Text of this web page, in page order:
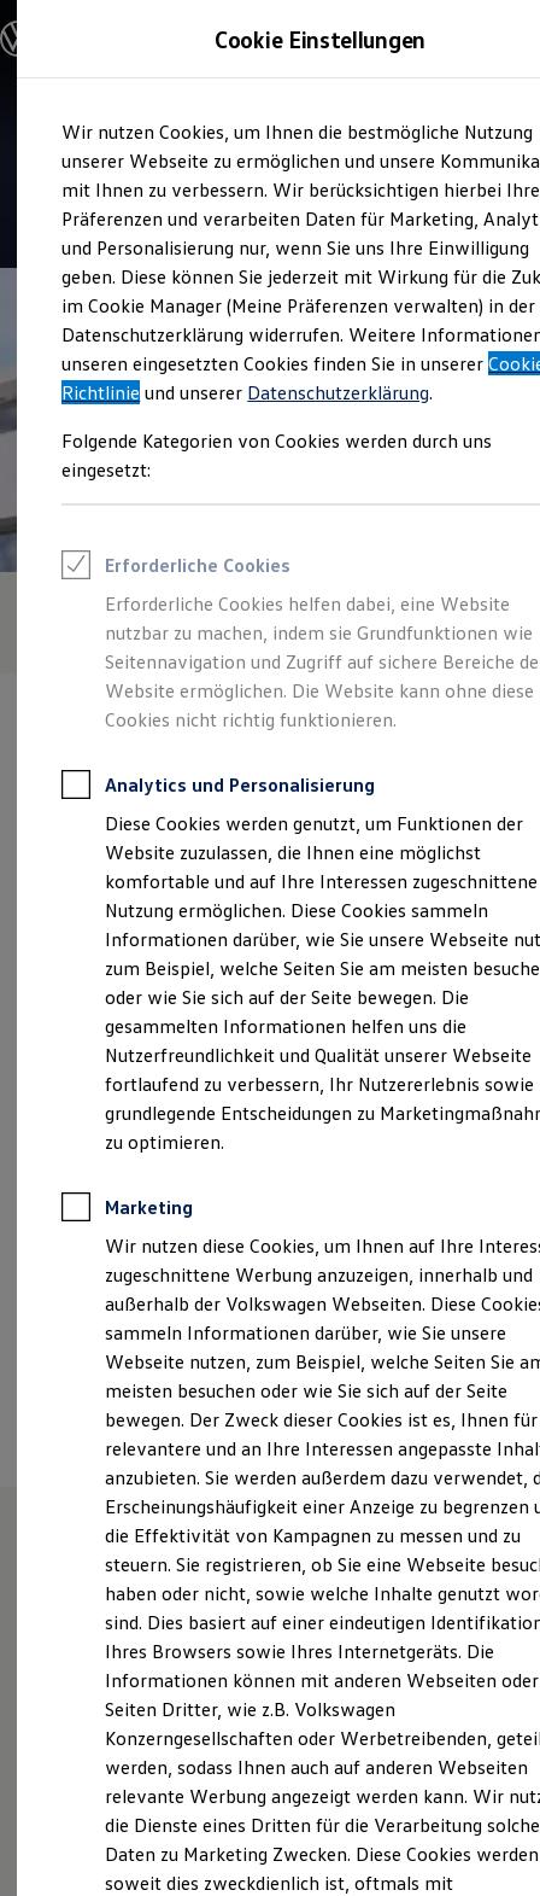
Hauptinhalt
springen
Footer
springen
Modelle & Konfigurator
Nutzfahrzeugkategorien entdecken
Modelle konfigurieren
Vorgängermodelle und Oldtimer
Vorgängermodelle
Oldtimer
Bulli Historie
Branchenlösungen & Gewerbekunden
Umbaulösungen und Hersteller finden
Auf- und Umbauten entdecken & konfigurieren
Groß- und Sonderkunden
Großkunden
Kommunen & Behörden
Journalisten
Sportvereine
Branchenlösungen
Gewerbliche Personenbeförderung
Service & mobile Werkstätten
Kühlfahrzeuge
ONE Business ID Vorteile
Fahrzeugsuche & Marktplatz
Fahrzeugsuche
Fahrzeuge online kaufen
Digitaler Marktplatz
Kauf & Finanzierung
Online-Fahrzeugbewertung
Aktionen & Angebote
Für Gewerbekunden
Profi Paket
TopDeal
Gebrauchtwagen
ProfiPartner für Gebrauchtwagen
Zertifizierte Gebrauchtwagen
Finanzierung
Für Privatkunden
Für Gewerbekunden
Leasing
Für Privatkunden
Für Gewerbekunden
Versicherungen & Garantien
Garantien
Kfz-Versicherung für Nutzfahrzeuge
Restschuldversicherung
Wartungsverträge
Besitzer & Service
Sommer-Special
Reparatur, Pflege & Inspektion
Servicetermin anfragen
Service-Vorteile bei Volkswagen Nutzfahrzeuge
Economy Service
Räder & Reifen Service
Ersatzfahrzeuge
Notdienst und Pannenhilfe
Software, Konnektivität & Apps
California App
VW Connect für Ihren ID. Buzz
VW Connect für Ihren Transporter/Caravelle
VW Connect für Ihren Amarok
VW Connect für andere Modelle
Connect Pro
Fleet Interface Data
Multistop Pathfinder
Übersicht Software Updates
Hilfreiches für Besitzer
Fahrerassistenz- und Sicherheitssysteme
Kontrollleuchten
Kurzfahrprofile und Ölverdünnung
Batterieverordnung
XTL-Dieselkraftstoff
Ersatzteile und Betriebsflüssigkeiten
Original Zubehör und Lifestyle Produkte
myVolkswagen Business
Elektrisch & Autonom
Elektro - & Hybridfahrzeuge
Service
Autohaus Gartner
4.8| 43 Bewertungen
Verantwortlich für die Inhalte auf dieser Seite ist die Autohaus
Gartner GmbH - Co. KG (Impressum & Rechtliches)
Rosenheimer Straße 22, 83549 Eiselfing
+49 8071 92030
Montag-Donnerstag 07:30-17:00 Uhr
07:30-16:00 Uhr
Samstag
08:00-12:00 Uhr
Während der Mittagszeit 12-13 Uhr ist die Service-
Mehr anzeigen
Ansprechpartner
Termin vereinbaren
Unsere Leistungenim
Überblick
Service
Aktuelle Highlights
und Angebote
Cookie Einstellungen
Wir nutzen Cookies, um Ihnen die bestmögliche Nutzung
unserer Webseite zu ermöglichen und unsere
mit Ihnen zu verbessern. Wir berücksichtigen hierbei Ihre
Präferenzen und verarbeiten Daten für Marketing,
und Personalisierung nur, wenn Sie uns Ihre Einwilligung
geben. Diese können Sie jederzeit mit Wirkung für die
im Cookie Manager (Meine Präferenzen verwalten) in der
Datenschutzerklärung widerrufen. Weitere
unseren eingesetzten Cookies finden Sie in unserer
Richtlinie und unserer Datenschutzerklärung.
Folgende Kategorien von Cookies werden durch uns
eingesetzt:
Erforderliche Cookies
Erforderliche Cookies helfen dabei, eine Website
nutzbar zu machen, indem sie Grundfunktionen wie
Seitennavigation und Zugriff auf sichere Bereiche
Website ermöglichen. Die Website kann ohne diese
Cookies nicht richtig funktionieren.
Analytics und Personalisierung
Diese Cookies werden genutzt, um Funktionen der
Website zuzulassen, die Ihnen eine möglichst
komfortable und auf Ihre Interessen zugeschnittene
Nutzung ermöglichen. Diese Cookies sammeln
Informationen darüber, wie Sie unsere Webseite
zum Beispiel, welche Seiten Sie am meisten
oder wie Sie sich auf der Seite bewegen. Die
gesammelten Informationen helfen uns die
Nutzerfreundlichkeit und Qualität unserer Webseite
fortlaufend zu verbessern, Ihr Nutzererlebnis sowie
grundlegende Entscheidungen zu
zu optimieren.
Marketing
Wir nutzen diese Cookies, um Ihnen auf Ihre
zugeschnittene Werbung anzuzeigen, innerhalb und
außerhalb der Volkswagen Webseiten. Diese
sammeln Informationen darüber, wie Sie unsere
Webseite nutzen, zum Beispiel, welche Seiten Sie
meisten besuchen oder wie Sie sich auf der Seite
bewegen. Der Zweck dieser Cookies ist es, Ihnen für
relevantere und an Ihre Interessen angepasste
anzubieten. Sie werden außerdem dazu verwendet,
Erscheinungshäufigkeit einer Anzeige zu begrenzen
die Effektivität von Kampagnen zu messen und zu
steuern. Sie registrieren, ob Sie eine Webseite
haben oder nicht, sowie welche Inhalte genutzt
sind. Dies basiert auf einer eindeutigen
Ihres Browsers sowie Ihres Internetgeräts. Die
Informationen können mit anderen Webseiten oder
Seiten Dritter, wie z.B. Volkswagen
Konzerngesellschaften oder Werbetreibenden,
werden, sodass Ihnen auch auf anderen Webseiten
relevante Werbung angezeigt werden kann. Wir
die Dienste eines Dritten für die Verarbeitung
Daten zu Marketing Zwecken. Diese Cookies
soweit dies zweckdienlich ist, oftmals mit